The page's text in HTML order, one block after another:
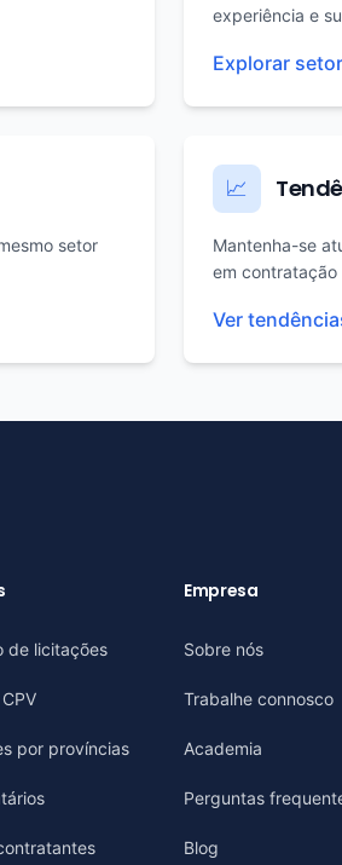
experiência e
Explorar
setor
📈
Mantenha-se
em
Ver
de licitações
por províncias
Empresa
Sobre nós
Trabalhe connosco
Academia
Perguntas
Blog